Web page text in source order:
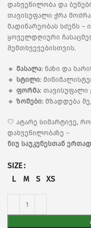
დახვეწილობა და
თავისუფალი ჭრა
მადინარეობას სძენს
ყოველდღიური
შემთხვევებისთვის.
🔸 მასალა: ნაზი და
🔸 სტილი:
🔸 ფორმა:
🔸 ზომები: მზადდება
🤍 ატარე სიმარტივე,
დახვეწილობაზე –
ნიუ საუკუნესთან
SIZE
L
M S XS